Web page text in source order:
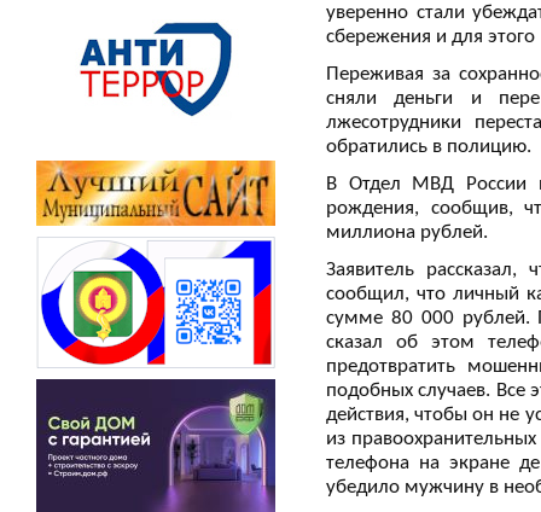
уверенно стали
сбережения и для этого
Переживая за
сняли деньги и
лжесотрудники
обратились в полицию.
В Отдел МВД России
рождения, сообщив,
миллиона рублей.
Заявитель
сообщил, что личный
сумме 80 000 рублей.
сказал об этом
предотвратить
подобных случаев. Все
действия, чтобы он не
из
телефона на экране
убедило мужчину в